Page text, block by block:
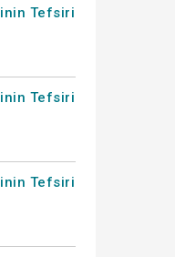
Tefsiri
Tefsiri
Tefsiri